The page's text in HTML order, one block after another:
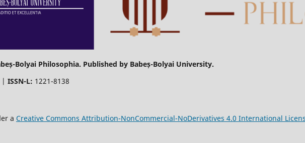
Bolyai Philosophia. Published by Babeș-Bolyai University.
| ISSN-L: 1221-8138
a Creative Commons Attribution-NonCommercial-NoDerivatives 4.0 International